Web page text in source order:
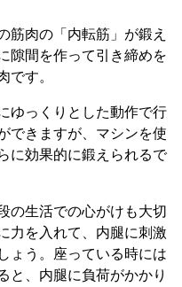
筋肉の「内転筋」が鍛え
隙間を作って引き締めを
です。
ゆっくりとした動作で行
できますが、マシンを使
に効果的に鍛えられるで
の生活での心がけも大切
力を入れて、内腿に刺激
ょう。座っている時には
と、内腿に負荷がかかり